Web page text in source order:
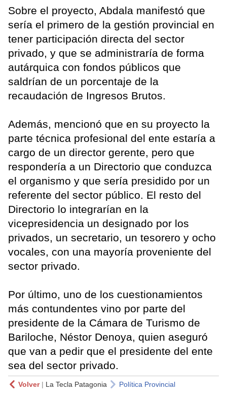
Sobre el proyecto, Abdala manifestó que
sería el primero de la gestión provincial en
tener participación directa del sector
privado, y que se administraría de forma
autárquica con fondos públicos que
saldrían de un porcentaje de la
recaudación de Ingresos Brutos.
Además, mencionó que en su proyecto la
parte técnica profesional del ente estaría a
cargo de un director gerente, pero que
respondería a un Directorio que conduzca
el organismo y que sería presidido por un
referente del sector público. El resto del
Directorio lo integrarían en la
vicepresidencia un designado por los
privados, un secretario, un tesorero y ocho
vocales, con una mayoría proveniente del
sector privado.
Por último, uno de los cuestionamientos
más contundentes vino por parte del
presidente de la Cámara de Turismo de
Bariloche, Néstor Denoya, quien aseguró
que van a pedir que el presidente del ente
sea del sector privado.
Volver| La Tecla Patagonia Política Provincial